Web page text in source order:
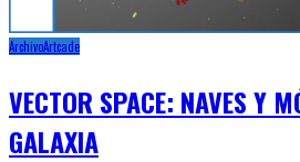
ArchivoArtcade
VECTOR SPACE: NAVES Y
GALAXIA